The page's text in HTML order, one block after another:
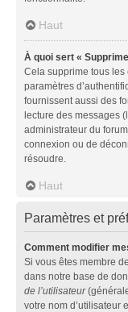
Haut
À quoi sert «
Cela supprime tous
paramètres
fournissent aussi des
lecture des messages
administrateur du
connexion ou de
résoudre.
Haut
Paramètres et
Comment modifier
Si vous êtes membre
dans notre base de
de l’utilisateur
votre nom d’utilisateur